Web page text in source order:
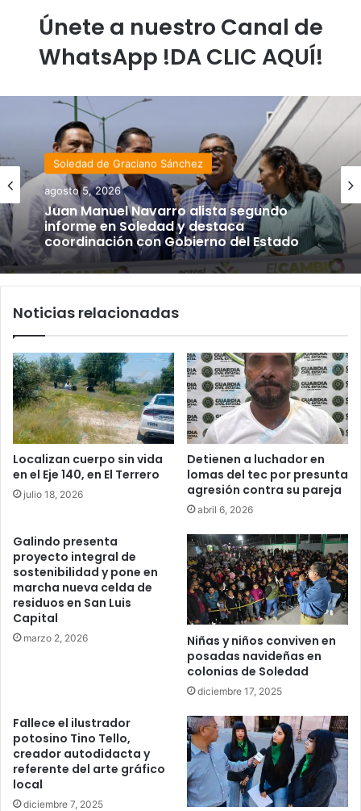
Únete a nuestro Canal de
WhatsApp !DA CLIC AQUÍ!
Soledad de Graciano Sánchez
agosto 5, 2026
Juan Manuel Navarro alista segundo
informe en Soledad y destaca
coordinación con Gobierno del Estado
Noticias relacionadas
Localizan cuerpo sin vida
en el Eje 140, en El Terrero
julio 18, 2026
Detienen a luchador en
lomas del tec por presunta
agresión contra su pareja
abril 6, 2026
Galindo presenta
proyecto integral de
sostenibilidad y pone en
marcha nueva celda de
residuos en San Luis
Capital
marzo 2, 2026
Niñas y niños conviven en
posadas navideñas en
colonias de Soledad
diciembre 17, 2025
Fallece el ilustrador
potosino Tino Tello,
creador autodidacta y
referente del arte gráfico
local
diciembre 7, 2025